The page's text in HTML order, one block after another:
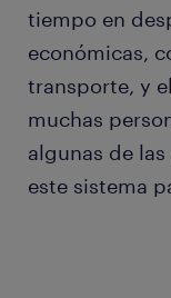
tiempo en
económicas,
transporte, y
muchas
algunas de
este sistema